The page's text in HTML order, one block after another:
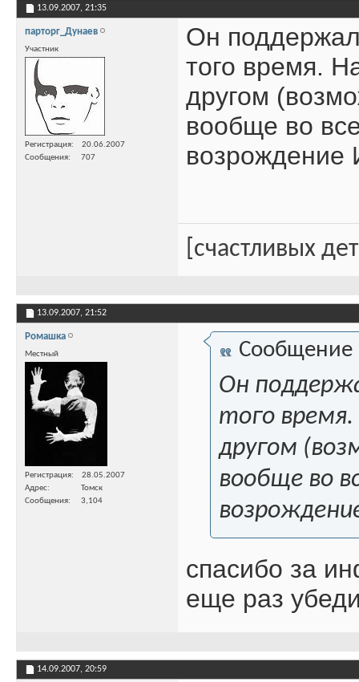
13.09.2007, 21:35
парторг_Дунаев
Участник
Регистрация
20.06.2007
Сообщения
707
Он
того время.
другом
вообще во
возрождение
[счастливых
13.09.2007, 21:52
Ромашка
Местный
Регистрация
28.05.2007
Адрес
Томск
Сообщения
3,104
Сообщение
Он
того
другом
вообще во
спасибо за
еще раз
14.09.2007, 20:59